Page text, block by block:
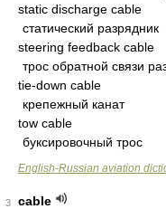
static discharge cable
статический разрядник
steering feedback cable
трос обратной связи
tie-down cable
крепежный канат
tow cable
буксировочный трос
English-Russian aviation
3
cable